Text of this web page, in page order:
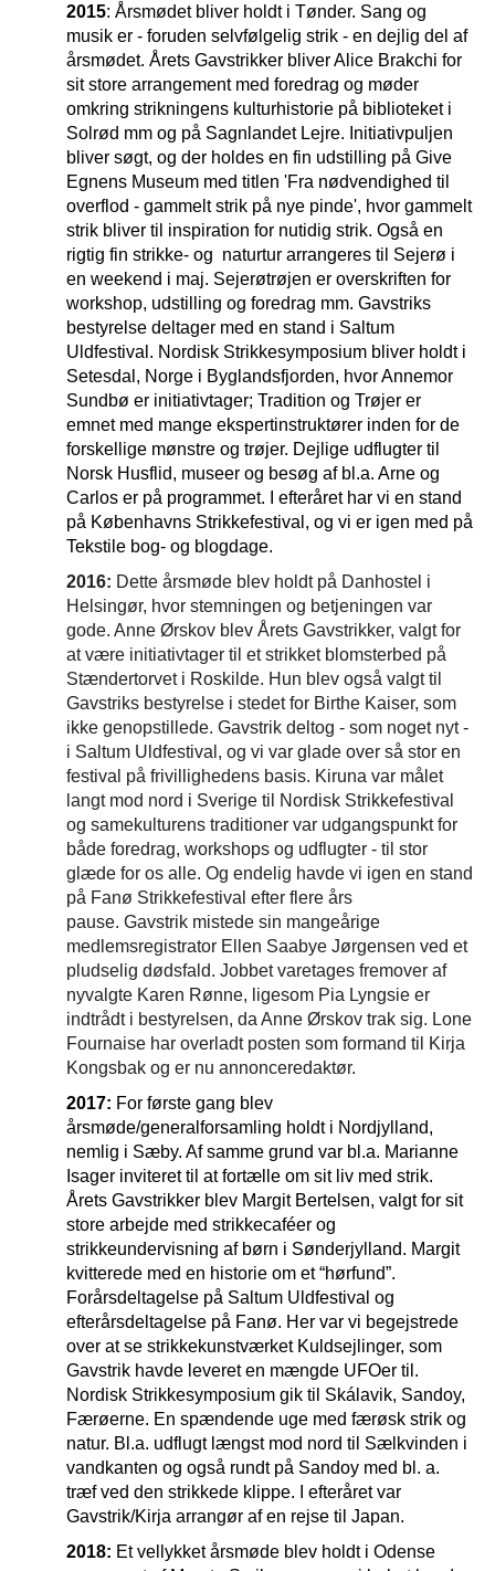
2015: Årsmødet bliver holdt i Tønder. Sang og
musik er - foruden selvfølgelig strik - en dejlig del af
årsmødet. Årets Gavstrikker bliver Alice Brakchi for
sit store arrangement med foredrag og møder
omkring strikningens kulturhistorie på biblioteket i
Solrød mm og på Sagnlandet Lejre. Initiativpuljen
bliver søgt, og der holdes en fin udstilling på Give
Egnens Museum med titlen 'Fra nødvendighed til
overflod - gammelt strik på nye pinde', hvor gammelt
strik bliver til inspiration for nutidig strik. Også en
rigtig fin strikke- og naturtur arrangeres til Sejerø i
en weekend i maj. Sejerøtrøjen er overskriften for
workshop, udstilling og foredrag mm. Gavstriks
bestyrelse deltager med en stand i Saltum
Uldfestival. Nordisk Strikkesymposium bliver holdt i
Setesdal, Norge i Byglandsfjorden, hvor Annemor
Sundbø er initiativtager; Tradition og Trøjer er
emnet med mange ekspertinstruktører inden for de
forskellige mønstre og trøjer. Dejlige udflugter til
Norsk Husflid, museer og besøg af bl.a. Arne og
Carlos er på programmet. I efteråret har vi en stand
på Københavns Strikkefestival, og vi er igen med på
Tekstile bog- og blogdage.
2016: Dette årsmøde blev holdt på Danhostel i
Helsingør, hvor stemningen og betjeningen var
gode. Anne Ørskov blev Årets Gavstrikker, valgt for
at være initiativtager til et strikket blomsterbed på
Stændertorvet i Roskilde. Hun blev også valgt til
Gavstriks bestyrelse i stedet for Birthe Kaiser, som
ikke genopstillede. Gavstrik deltog - som noget nyt -
i Saltum Uldfestival, og vi var glade over så stor en
festival på frivillighedens basis. Kiruna var målet
langt mod nord i Sverige til Nordisk Strikkefestival
og samekulturens traditioner var udgangspunkt for
både foredrag, workshops og udflugter - til stor
glæde for os alle. Og endelig havde vi igen en stand
på Fanø Strikkefestival efter flere års
pause. Gavstrik mistede sin mangeårige
medlemsregistrator Ellen Saabye Jørgensen ved et
pludselig dødsfald. Jobbet varetages fremover af
nyvalgte Karen Rønne, ligesom Pia Lyngsie er
indtrådt i bestyrelsen, da Anne Ørskov trak sig. Lone
Fournaise har overladt posten som formand til Kirja
Kongsbak og er nu annonceredaktør.
2017: For første gang blev
årsmøde/generalforsamling holdt i Nordjylland,
nemlig i Sæby. Af samme grund var bl.a. Marianne
Isager inviteret til at fortælle om sit liv med strik.
Årets Gavstrikker blev Margit Bertelsen, valgt for sit
store arbejde med strikkecaféer og
strikkeundervisning af børn i Sønderjylland. Margit
kvitterede med en historie om et “hørfund”.
Forårsdeltagelse på Saltum Uldfestival og
efterårsdeltagelse på Fanø. Her var vi begejstrede
over at se strikkekunstværket Kuldsejlinger, som
Gavstrik havde leveret en mængde UFOer til.
Nordisk Strikkesymposium gik til Skálavik, Sandoy,
Færøerne. En spændende uge med færøsk strik og
natur. Bl.a. udflugt længst mod nord til Sælkvinden i
vandkanten og også rundt på Sandoy med bl. a.
træf ved den strikkede klippe. I efteråret var
Gavstrik/Kirja arrangør af en rejse til Japan.
2018: Et vellykket årsmøde blev holdt i Odense